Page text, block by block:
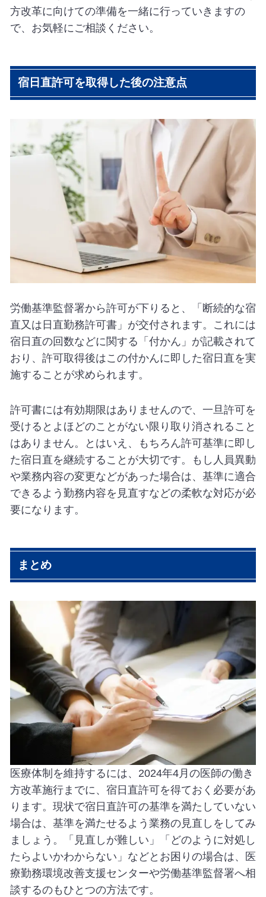
方改革に向けての準備を一緒に行っていきますの
で、お気軽にご相談ください。
宿日直許可を取得した後の注意点
労働基準監督署から許可が下りると、「断続的な宿
直又は日直勤務許可書」が交付されます。これには
宿日直の回数などに関する「付かん」が記載されて
おり、許可取得後はこの付かんに即した宿日直を実
施することが求められます。
許可書には有効期限はありませんので、一旦許可を
受けるとよほどのことがない限り取り消されること
はありません。とはいえ、もちろん許可基準に即し
た宿日直を継続することが大切です。もし人員異動
や業務内容の変更などがあった場合は、基準に適合
できるよう勤務内容を見直すなどの柔軟な対応が必
要になります。
まとめ
医療体制を維持するには、2024年4月の医師の働き
方改革施行までに、宿日直許可を得ておく必要があ
ります。現状で宿日直許可の基準を満たしていない
場合は、基準を満たせるよう業務の見直しをしてみ
ましょう。「見直しが難しい」「どのように対処し
たらよいかわからない」などとお困りの場合は、医
療勤務環境改善支援センターや労働基準監督署へ相
談するのもひとつの方法です。